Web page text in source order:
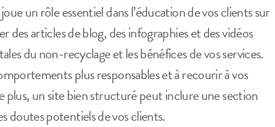
un rôle essentiel dans l’éducation de vos clients sur
des articles de blog, des infographies et des vidéos
du non-recyclage et les bénéfices de vos services.
plus responsables et à recourir à vos
plus, un site bien structuré peut inclure une section
doutes potentiels de vos clients.